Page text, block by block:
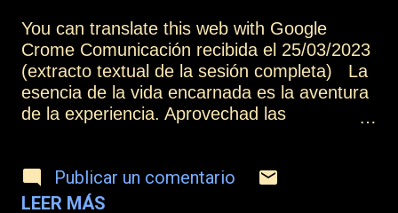
You can translate this web with Google
Crome Comunicación recibida el 25/03/2023
(extracto textual de la sesión completa) La
esencia de la vida encarnada es la aventura
de la experiencia. Aprovechad las
sentir, para poder llenaros del amor divino,
captándolo en toda la creación que os
Publicar un comentario
LEER MÁS